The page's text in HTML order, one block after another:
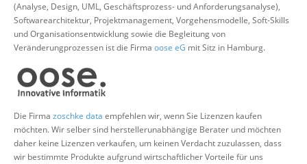
Offene Seminare
Wissen
Über uns
Suche
(Analyse, Design, UML, Geschäftsprozess- und Anforderungsanalyse),
Softwarearchitektur, Projektmanagement, Vorgehensmodelle, Soft-Skills
und Organisationsentwicklung sowie die Begleitung von
Veränderungprozessen ist die Firma oose eG mit Sitz in Hamburg.
Die Firma zoschke data empfehlen wir, wenn Sie Lizenzen kaufen
möchten. Wir selber sind herstellerunabhängige Berater und möchten
daher keine Lizenzen verkaufen, um keinen Verdacht zuzulassen, dass
wir bestimmte Produkte aufgrund wirtschaftlicher Vorteile für uns